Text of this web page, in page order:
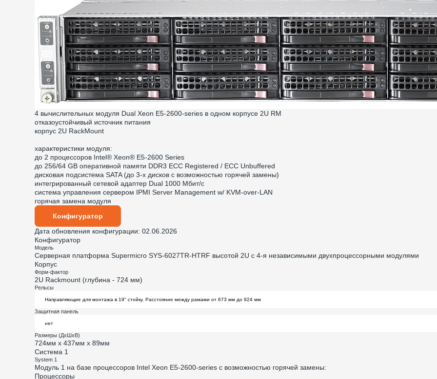
4 вычислительных модуля Dual Xeon E5-2600-series в одном корпусе 2U RM
отказоустойчивый источник питания
корпус 2U RackMount
характеристики модуля:
до 2 процессоров Intel® Xeon® E5-2600 Series
до 256/64 GB оперативной памяти DDR3 ECC Registered / ECC Unbuffered
дисковая подсистема SATA (до 3-х дисков с возможностью горячей замены)
интегрированный сетевой адаптер Dual 1000 Мбит/с
система управления сервером IPMI Server Management w/ KVM-over-LAN
горячая замена модуля
Конфигуратор
Дата обновления конфигурации: 02.06.2026
Конфигуратор
Модель
Cерверная платформа Supermicro SYS-6027TR-HTRF высотой 2U с 4-я независимыми двухпроцессорными модулями
Корпус
Форм-фактор
2U Rackmount (глубина - 724 мм)
Рельсы
Защитная панель
Размеры (ДхШхВ)
724мм х 437мм х 89мм
Система 1
System 1
Модуль 1 на базе процессоров Intel Xeon E5-2600-series с возможностью горячей замены:
Процессоры